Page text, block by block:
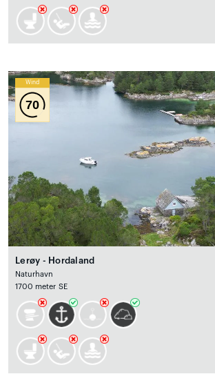
Wind
70
Lerøy - Hordaland
Naturhavn
1700 meter SE